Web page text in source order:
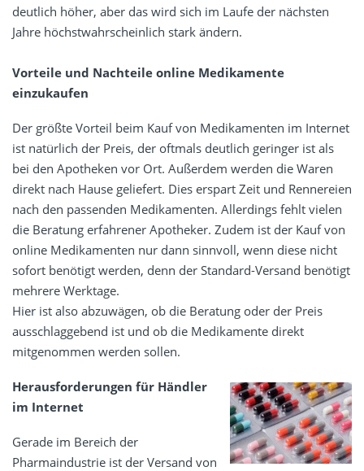
deutlich höher, aber das wird sich im Laufe der nächsten
Jahre höchstwahrscheinlich stark ändern.
Vorteile und Nachteile online Medikamente
einzukaufen
Der größte Vorteil beim Kauf von Medikamenten im Internet
ist natürlich der Preis, der oftmals deutlich geringer ist als
bei den Apotheken vor Ort. Außerdem werden die Waren
direkt nach Hause geliefert. Dies erspart Zeit und Rennereien
nach den passenden Medikamenten. Allerdings fehlt vielen
die Beratung erfahrener Apotheker. Zudem ist der Kauf von
online Medikamenten nur dann sinnvoll, wenn diese nicht
sofort benötigt werden, denn der Standard-Versand benötigt
mehrere Werktage.
Hier ist also abzuwägen, ob die Beratung oder der Preis
ausschlaggebend ist und ob die Medikamente direkt
mitgenommen werden sollen.
Herausforderungen für Händler
im Internet
Gerade im Bereich der
Pharmaindustrie ist der Versand von